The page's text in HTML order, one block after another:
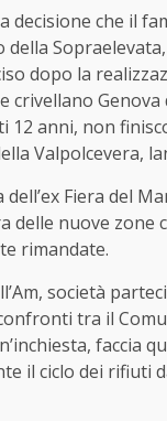
che il
dopo la
crivellano
anni, non
Valpolcevera,
Fiera del
delle nuove
rimandate.
società
tra il
faccia
il ciclo dei rifiuti